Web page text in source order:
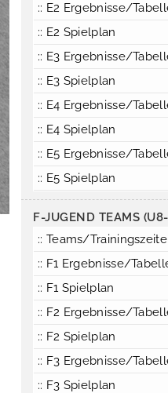
:: E2 Ergebnisse/
:: E2 Spielplan
:: E3 Ergebnisse/
:: E3 Spielplan
:: E4 Ergebnisse/
:: E4 Spielplan
:: E5 Ergebnisse/
:: E5 Spielplan
F-JUGEND TEAMS
:: Teams/
:: F1 Ergebnisse/
:: F1 Spielplan
:: F2 Ergebnisse/
:: F2 Spielplan
:: F3 Ergebnisse/
:: F3 Spielplan